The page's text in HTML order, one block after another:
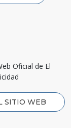
Oficial de El
SITIO WEB